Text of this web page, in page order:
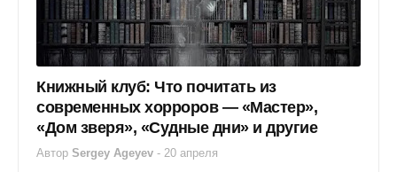
Книжный клуб: Что почитать из
современных хорроров — «Мастер»,
«Дом зверя», «Судные дни» и другие
Автор Sergey Ageyev - 20 апреля